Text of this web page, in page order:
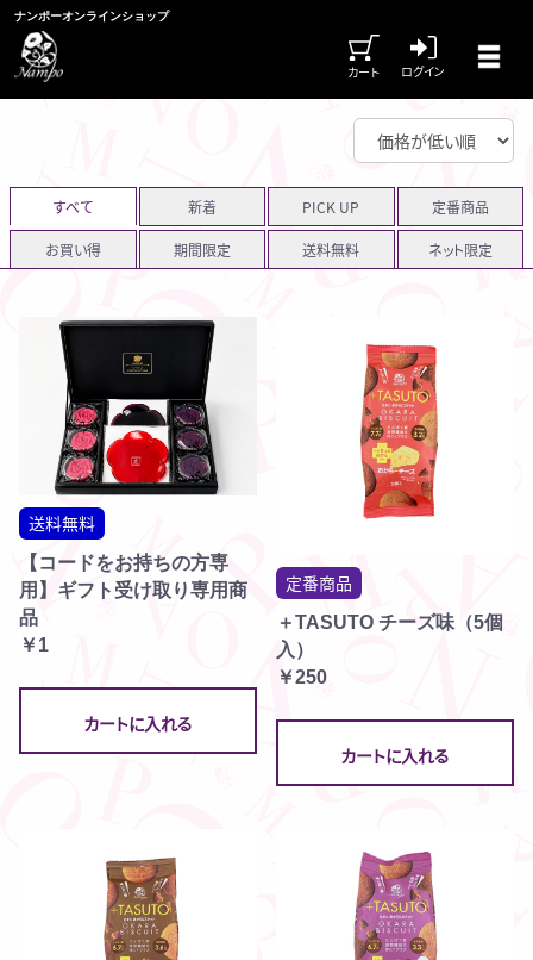
ナンポーオンラインショップ
カート ログイン
すべて 新着 PICK UP 定番商品
お買い得 期間限定 送料無料 ネット限定
送料無料
【コードをお持ちの方専
用】ギフト受け取り専用商
品
￥1
カートに入れる
定番商品
＋TASUTO チーズ味（5個
入）
￥250
カートに入れる